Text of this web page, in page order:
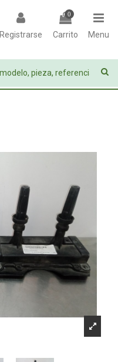
Registrarse
0
Carrito Menu